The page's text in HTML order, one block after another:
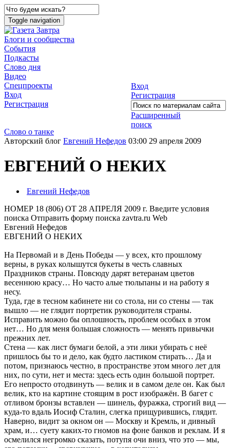
Toggle navigation
Блоги и сообщества
События
Подкасты
Слово дня
Видео
Спецпроекты
Вход
Регистрация
Вход
Регистрация
Расширенный
поиск
Слово о танке
Авторский блог Евгений Нефедов 03:00 29 апреля 2009
ЕВГЕНИЙ О НЕКИХ
Евгений Нефедов
НОМЕР 18 (806) ОТ 28 АПРЕЛЯ 2009 г. Введите условия
поиска Отправить форму поиска zavtra.ru Web
Евгений Нефедов
ЕВГЕНИЙ О НЕКИХ
На Первомай и в День Победы — у всех, кто прошлому
верны, в руках колышутся букеты в честь славных
Праздников страны. Повсюду дарят ветеранам цветов
весеннюю красу… Но часто алые тюльпаны и на работу я
несу.
Туда, где в тесном кабинете ни со стола, ни со стены — так
вышло — не глядит портретик руководителя страны.
Исправить можно бы оплошность, проблем особых в этом
нет… Но для меня большая сложность — менять привычки
прежних лет.
Стена — как лист бумаги белой, а эти лики убирать с неё
пришлось бы то и дело, как будто ластиком стирать… Да и
потом, признаюсь честно, в пространстве этом много лет для
них, по сути, нет и места: здесь есть один большой портрет.
Его непросто отодвинуть — велик и в самом деле он. Как был
велик, кто на картине стоящим в рост изображён. В багет с
отливом бронзы вставлен — шинель, фуражка, строгий вид —
куда-то вдаль Иосиф Сталин, слегка прищурившись, глядит.
Наверно, видит за окном он — Москву и Кремль, и дивный
храм, и… суету каких-то гномов на фоне банков и реклам. И я
осмелился негромко сказать, потупя очи вниз, что это — мы,